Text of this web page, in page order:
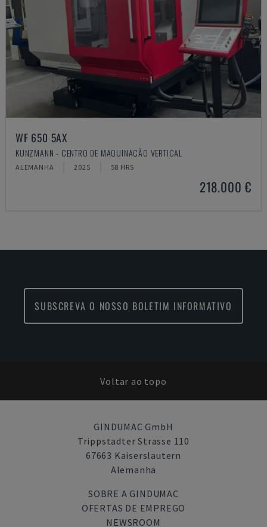
WF 650 5AX
KUNZMANN - CENTRO DE MAQUINAÇÃO VERTICAL
ALEMANHA 2025 58 HRS
218.000 €
SUBSCREVA O NOSSO BOLETIM INFORMATIVO
Voltar ao topo
GINDUMAC GmbH
Trippstadter Strasse 110
67663 Kaiserslautern
Alemanha
SOBRE A GINDUMAC
OFERTAS DE EMPREGO
NEWSROOM